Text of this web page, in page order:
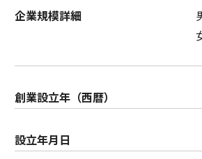
企業規模詳細
創業設立年（西暦）
設立年月日